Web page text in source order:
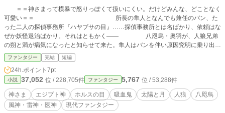
＝＝神さまって横暴で怒りっぽくて扱いにくい。だけどみんな、どことなく
可愛い＝＝ 所長の隼人となんでも兼任のバン、た
った二人の探偵事務所『ハヤブサの目』……探偵事務所とは名ばかり、依頼はな
ぜか妖怪退治ばかり。それはともかく―― 八咫烏・奥羽が、人狼兄弟
の朔と満が病気になったと知らせて来た。隼人はバンを伴い原因究明に乗り出す
が、どうにも有益な情報が得られない。妖怪に加え、風神・雷神・医神の登場で
なんとかヒントを得るものの…… 【 所長 隼人は『ホルスの目』を持ち、サング
ラスが欠かせない。所員 渢（バン）は何を隠そう吸血鬼。そんな二人の探偵事
務所『ハヤブサの目』では、人狼、八咫烏、土蜘蛛、河童と、豊富な援軍を取り
そろえ、いささか変わったご依頼もお引き受けいたします 】 《 この探偵は
『ち』を愛でる/ep3 》
ファンタジー 完結 短編
24h.ポイント 7pt
小説 37,052 位 / 228,705件 ファンタジー 5,767 位 / 53,288件
神さま エジプト神 ホルスの目 吸血鬼 太陽と月 人狼
八咫烏
風神・雷神・医神
現代ファンタジー